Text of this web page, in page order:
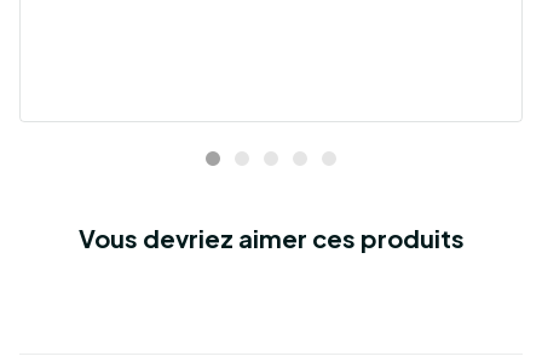
Vous devriez aimer ces produits